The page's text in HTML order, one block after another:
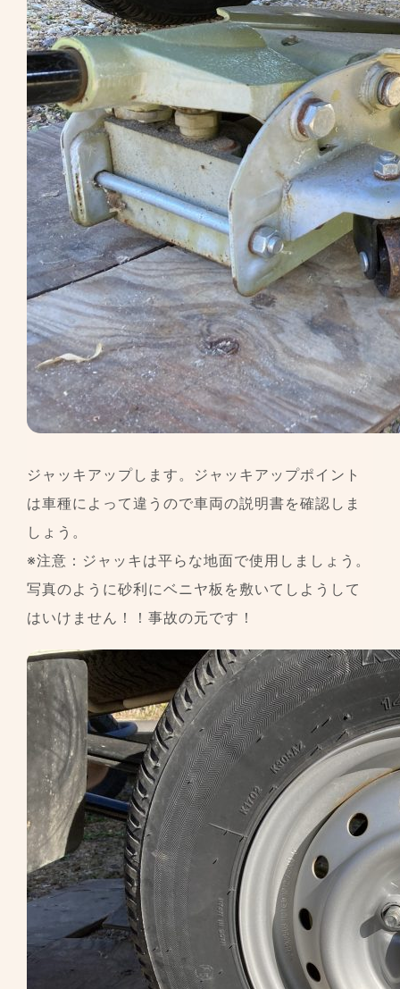
ジャッキアップします。ジャッキアップポイント
は車種によって違うので車両の説明書を確認しま
しょう。
※注意：ジャッキは平らな地面で使用しましょう。
写真のように砂利にベニヤ板を敷いてしようして
はいけません！！事故の元です！